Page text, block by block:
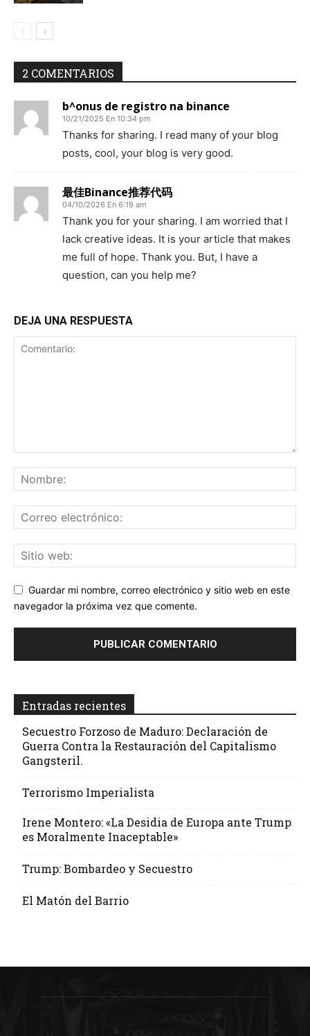
2 COMENTARIOS
b^onus de registro na binance
10/21/2025 En 10:34 pm
Thanks for sharing. I read many of your blog
posts, cool, your blog is very good.
最佳Binance推荐代码
04/10/2026 En 6:19 am
Thank you for your sharing. I am worried that I
lack creative ideas. It is your article that makes
me full of hope. Thank you. But, I have a
question, can you help me?
DEJA UNA RESPUESTA
Guardar mi nombre, correo electrónico y sitio web en este
navegador la próxima vez que comente.
Entradas recientes
Secuestro Forzoso de Maduro: Declaración de
Guerra Contra la Restauración del Capitalismo
Gangsteril.
Terrorismo Imperialista
Irene Montero: «La Desidia de Europa ante Trump
es Moralmente Inaceptable»
Trump: Bombardeo y Secuestro
El Matón del Barrio